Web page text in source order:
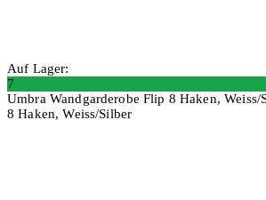
Auf Lager:
7
Umbra Wandgarderobe Flip 8 Haken, Weiss/
8 Haken, Weiss/Silber